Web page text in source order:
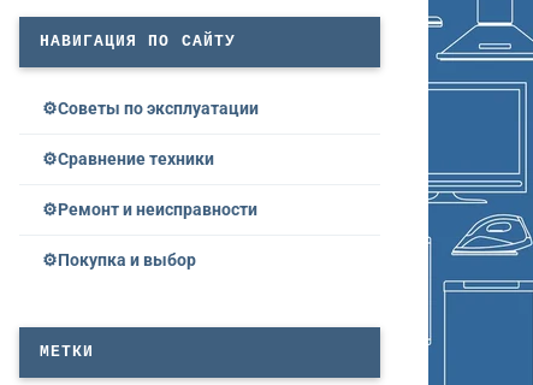
НАВИГАЦИЯ ПО САЙТУ
Советы по эксплуатации
Сравнение техники
Ремонт и неисправности
Покупка и выбор
МЕТКИ